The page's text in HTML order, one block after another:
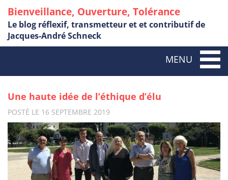
Bienveillance, Ouverture, Tolérance
Le blog réflexif, transmetteur et et contributif de
Jacques-André Schneck
MENU
Une haute idée de l’éthique d’élu
POSTÉ LE 16 SEPTEMBRE 2019